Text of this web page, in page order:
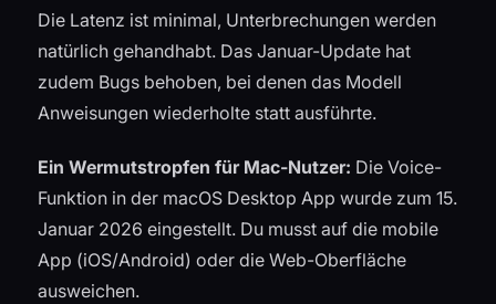
Die Latenz ist minimal, Unterbrechungen werden
natürlich gehandhabt. Das Januar-Update hat
zudem Bugs behoben, bei denen das Modell
Anweisungen wiederholte statt ausführte.
Ein Wermutstropfen für Mac-Nutzer: Die Voice-
Funktion in der macOS Desktop App wurde zum 15.
Januar 2026 eingestellt. Du musst auf die mobile
App (iOS/Android) oder die Web-Oberfläche
ausweichen.